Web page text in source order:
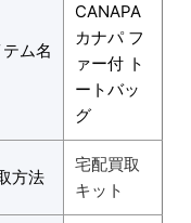
ム名
CANAPA
カナパ フ
ァー付 ト
ートバッ
グ
方法
宅配買取
キット